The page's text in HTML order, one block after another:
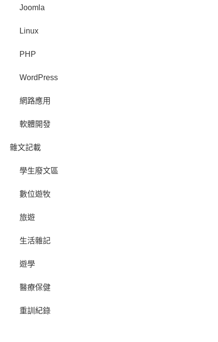
Joomla
Linux
PHP
WordPress
網路應用
軟體開發
雜文記載
學生廢文區
數位遊牧
旅遊
生活雜記
遊學
醫療保健
重訓紀錄